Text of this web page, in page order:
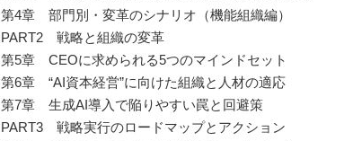
第4章 部門別・変革のシナリオ（機能組織編）
PART2 戦略と組織の変革
第5章 CEOに求められる5つのマインドセット
第6章 “AI資本経営”に向けた組織と人材の適応
第7章 生成AI導入で陥りやすい罠と回避策
PART3 戦略実行のロードマップとアクション